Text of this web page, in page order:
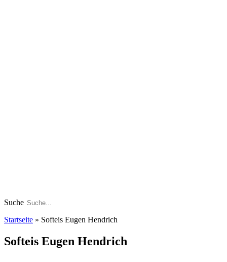
Suche
Startseite » Softeis Eugen Hendrich
Softeis Eugen Hendrich